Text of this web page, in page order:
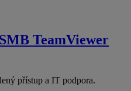
TeamViewer
přístup a IT podpora.